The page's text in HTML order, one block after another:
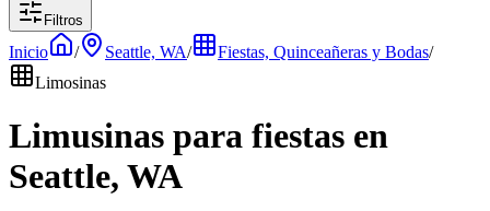
Filtros
Inicio / Seattle, WA/ Fiestas, Quinceañeras y Bodas/
Limosinas
Limusinas para fiestas en
Seattle, WA